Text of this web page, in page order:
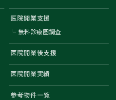
医院開業支援
無料診療圏調査
医院開業後支援
医院開業実績
参考物件一覧